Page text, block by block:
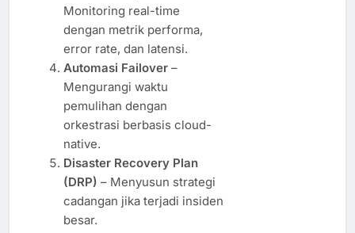
Monitoring real-time
dengan metrik performa,
error rate, dan latensi.
Automasi Failover–
Mengurangi waktu
pemulihan dengan
orkestrasi berbasis cloud-
native.
Disaster Recovery Plan
(DRP) – Menyusun strategi
cadangan jika terjadi insiden
besar.